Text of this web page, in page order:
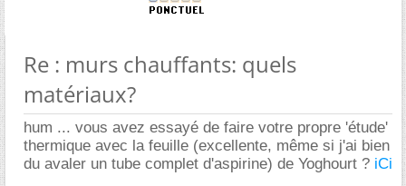
Re : murs chauffants: quels
matériaux?
hum ... vous avez essayé de faire votre propre 'étude'
thermique avec la feuille (excellente, même si j'ai bien
du avaler un tube complet d'aspirine) de Yoghourt ? iCi